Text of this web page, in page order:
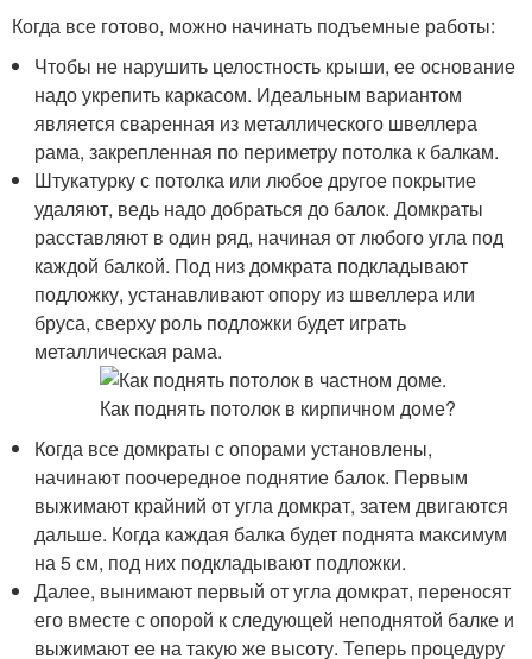
Когда все готово, можно начинать подъемные работы:
Чтобы не нарушить целостность крыши, ее основание
надо укрепить каркасом. Идеальным вариантом
является сваренная из металлического швеллера
рама, закрепленная по периметру потолка к балкам.
Штукатурку с потолка или любое другое покрытие
удаляют, ведь надо добраться до балок. Домкраты
расставляют в один ряд, начиная от любого угла под
каждой балкой. Под низ домкрата подкладывают
подложку, устанавливают опору из швеллера или
бруса, сверху роль подложки будет играть
металлическая рама.
Когда все домкраты с опорами установлены,
начинают поочередное поднятие балок. Первым
выжимают крайний от угла домкрат, затем двигаются
дальше. Когда каждая балка будет поднята максимум
на 5 см, под них подкладывают подложки.
Далее, вынимают первый от угла домкрат, переносят
его вместе с опорой к следующей неподнятой балке и
выжимают ее на такую же высоту. Теперь процедуру